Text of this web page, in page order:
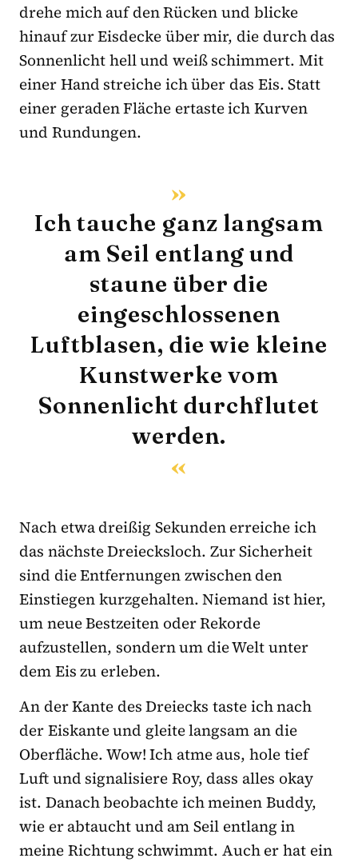
drehe mich auf den Rücken und blicke
hinauf zur Eisdecke über mir, die durch das
Sonnenlicht hell und weiß schimmert. Mit
einer Hand streiche ich über das Eis. Statt
einer geraden Fläche ertaste ich Kurven
und Rundungen.
Ich tauche ganz langsam
am Seil entlang und
staune über die
eingeschlossenen
Luftblasen, die wie kleine
Kunstwerke vom
Sonnenlicht durchflutet
werden.
Nach etwa dreißig Sekunden erreiche ich
das nächste Dreiecksloch. Zur Sicherheit
sind die Entfernungen zwischen den
Einstiegen kurzgehalten. Niemand ist hier,
um neue Bestzeiten oder Rekorde
aufzustellen, sondern um die Welt unter
dem Eis zu erleben.
An der Kante des Dreiecks taste ich nach
der Eiskante und gleite langsam an die
Oberfläche. Wow! Ich atme aus, hole tief
Luft und signalisiere Roy, dass alles okay
ist. Danach beobachte ich meinen Buddy,
wie er abtaucht und am Seil entlang in
meine Richtung schwimmt. Auch er hat ein